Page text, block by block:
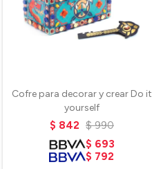
Cofre para decorar y crear Do it
yourself
$ 842 $ 990
$ 693
$ 792